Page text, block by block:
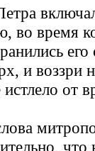
во время
его
и воззри
от
что